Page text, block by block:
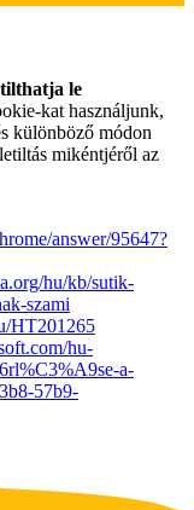
le
kat használjunk,
különböző módon
mikéntjéről az
answer/95647?
hu/kb/sutik-
szami
HT201265
hu-
a-
57b9-